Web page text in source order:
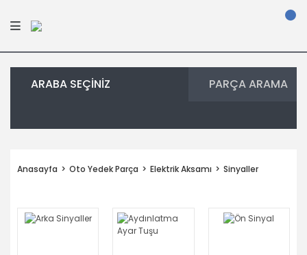
ARABA SEÇİNİZ PARÇA ARAMA
Anasayfa Oto Yedek Parça Elektrik Aksamı Sinyaller